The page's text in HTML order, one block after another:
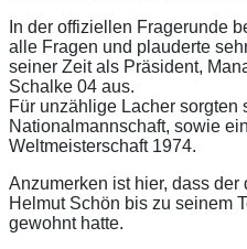
In der offiziellen Fragerunde
alle Fragen und plauderte
seiner Zeit als Präsident,
Schalke 04 aus.
Für unzählige Lacher
Nationalmannschaft, sowie
Weltmeisterschaft 1974.
Anzumerken ist hier, dass
Helmut Schön bis zu seinem
gewohnt hatte.